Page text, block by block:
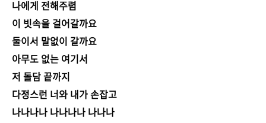
나에게 전해주렴
이 빗속을 걸어갈까요
둘이서 말없이 갈까요
아무도 없는 여기서
저 돌담 끝까지
다정스런 너와 내가 손잡고
나나나나 나나나나 나나나